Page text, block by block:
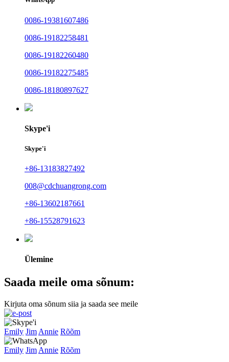
0086-19381607486
0086-19182258481
0086-19182260480
0086-19182275485
0086-18180897627
Skype'i
Skype'i
+86-13183827492
008@cdchuangrong.com
+86-13602187661
+86-15528791623
Ülemine
Saada meile oma sõnum:
Kirjuta oma sõnum siia ja saada see meile
Emily Jim Annie Rõõm
Emily Jim Annie Rõõm